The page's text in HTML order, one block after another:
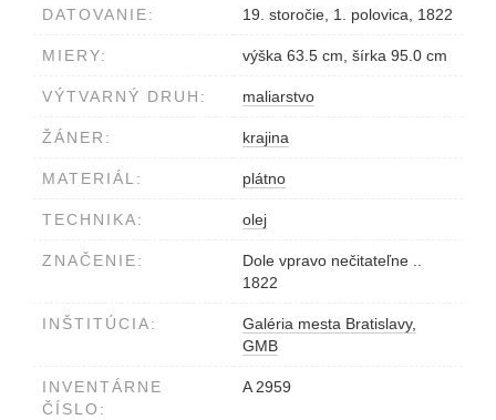
DATOVANIE: 19. storočie, 1. polovica, 1822
MIERY: výška 63.5 cm, šírka 95.0 cm
VÝTVARNÝ DRUH: maliarstvo
ŽÁNER: krajina
MATERIÁL: plátno
TECHNIKA: olej
ZNAČENIE:
Dole vpravo nečitateľne ..
1822
INŠTITÚCIA:
Galéria mesta Bratislavy,
GMB
INVENTÁRNE
ČÍSLO:
A 2959